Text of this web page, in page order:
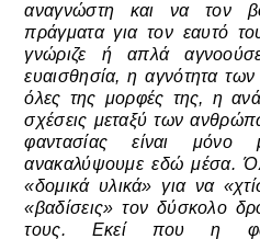
αναγνώστη και να τον
πράγματα για τον εαυτό
γνώριζε ή απλά
ευαισθησία, η αγνότητα
όλες της μορφές της, η
σχέσεις μεταξύ των
φαντασίας είναι
ανακαλύψουμε εδώ μέσα.
«δομικά υλικά» για να
«βαδίσεις» τον δύσκολο
τους. Εκεί που η